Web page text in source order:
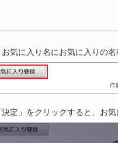
気に入り名にお気に入りの
定」をクリックすると、お